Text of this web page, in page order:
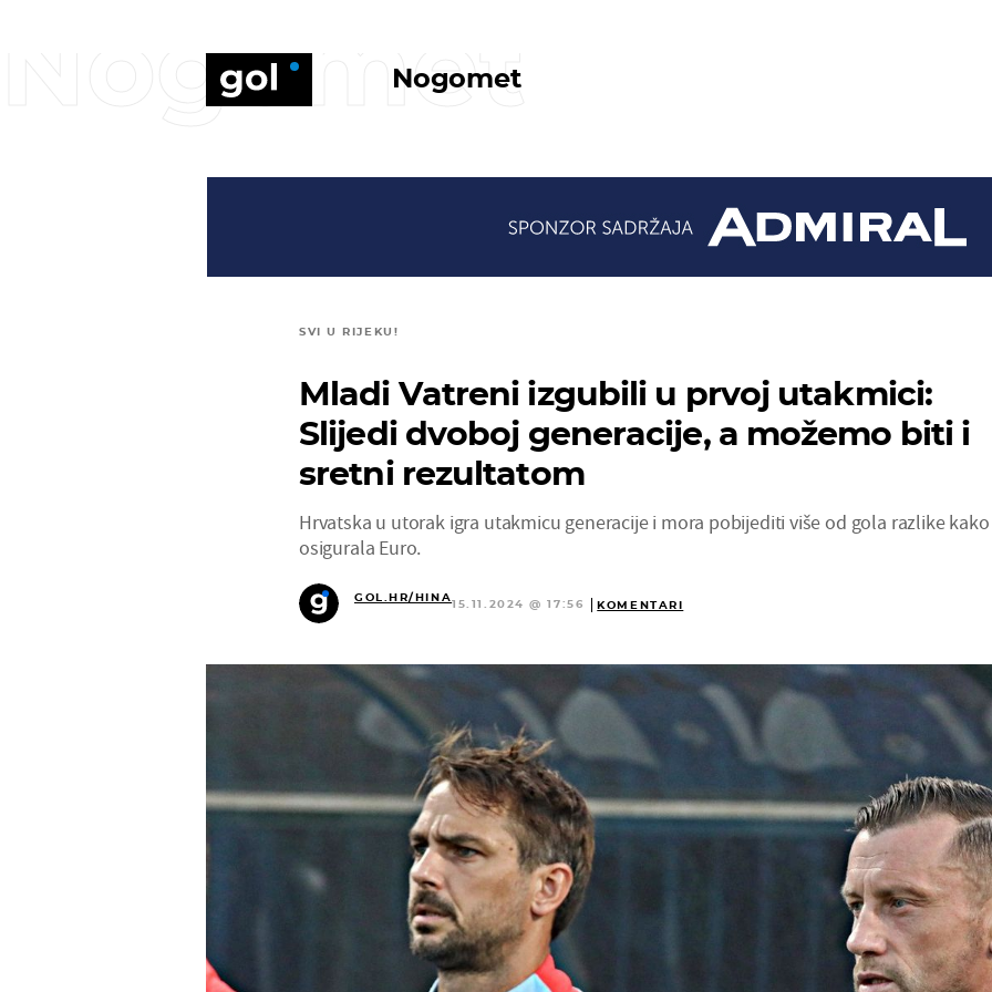
Nogomet
Nogomet
SVI U RIJEKU!
Mladi Vatreni izgubili u prvoj utakmici:
Slijedi dvoboj generacije, a možemo biti i
sretni rezultatom
Hrvatska u utorak igra utakmicu generacije i mora pobijediti više od gola razlike
osigurala Euro.
GOL.HR/HINA
15.11.2024 @ 17:56 KOMENTARI